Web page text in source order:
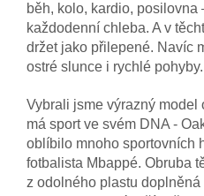
běh, kolo, kardio, posilovna
každodenní chleba. A v
držet jako přilepené. Navíc
ostré slunce i rychlé pohyby.
Vybrali jsme výrazný model
má sport ve svém DNA -
oblíbilo mnoho sportovních
fotbalista Mbappé. Obruba
z odolného plastu